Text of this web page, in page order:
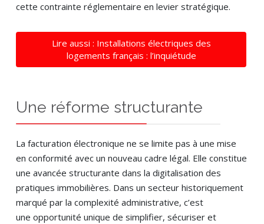
cette contrainte réglementaire en levier stratégique.
Lire aussi : Installations électriques des
logements français : l’inquiétude
Une réforme structurante
La facturation électronique ne se limite pas à une mise
en conformité avec un nouveau cadre légal. Elle constitue
une avancée structurante dans la digitalisation des
pratiques immobilières. Dans un secteur historiquement
marqué par la complexité administrative, c’est
une opportunité unique de simplifier, sécuriser et